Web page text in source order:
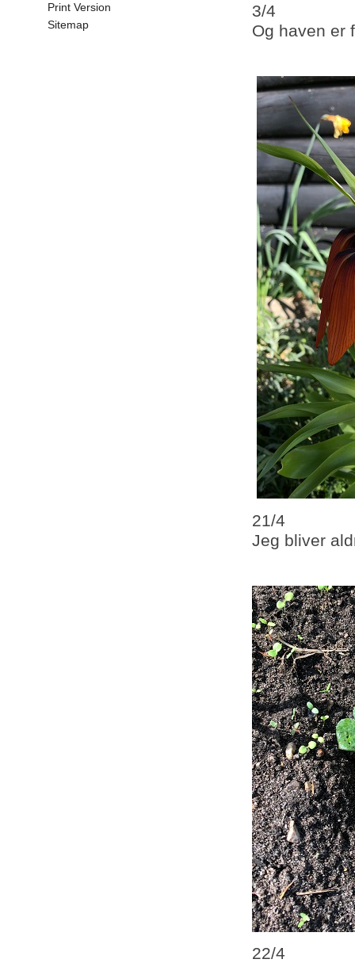
Print Version
Sitemap
3/4
Og haven er
21/4
Jeg bliver
22/4